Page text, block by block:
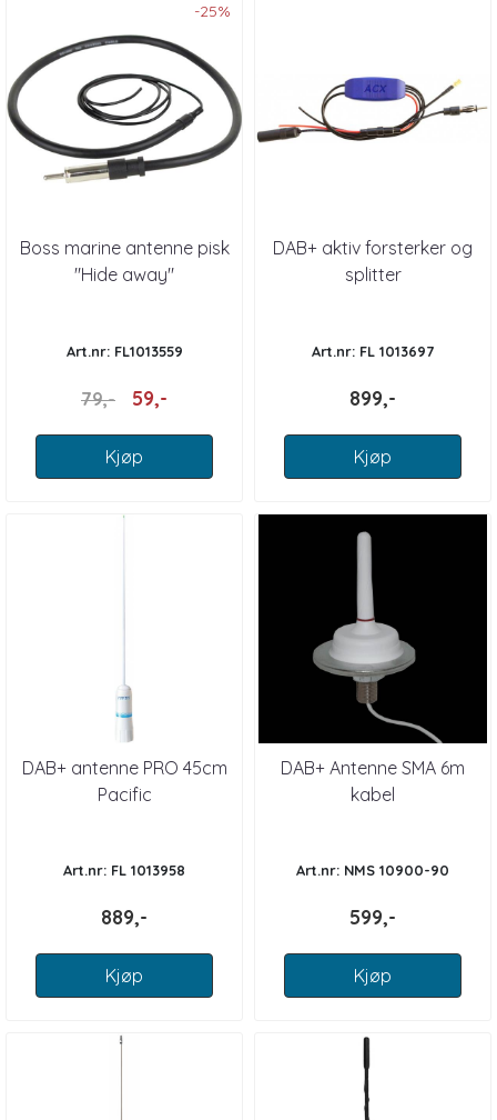
-25%
Boss marine antenne pisk
"Hide away"
Art.nr: FL1013559
79,- 59,-
Kjøp
DAB+ aktiv forsterker og
splitter
Art.nr: FL 1013697
899,-
Kjøp
DAB+ antenne PRO 45cm
Pacific
Art.nr: FL 1013958
889,-
Kjøp
DAB+ Antenne SMA 6m
kabel
Art.nr: NMS 10900-90
599,-
Kjøp